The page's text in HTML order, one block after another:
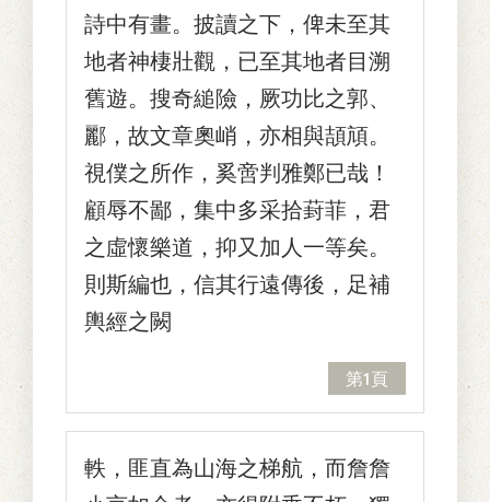
詩中有畫。披讀之下，俾未至其
地者神棲壯觀，已至其地者目溯
舊遊。搜奇縋險，厥功比之郭、
酈，故文章奧峭，亦相與頡頏。
視僕之所作，奚啻判雅鄭已哉！
顧辱不鄙，集中多采拾葑菲，君
之虛懷樂道，抑又加人一等矣。
則斯編也，信其行遠傳後，足補
輿經之闕
第1頁
軼，匪直為山海之梯航，而詹詹